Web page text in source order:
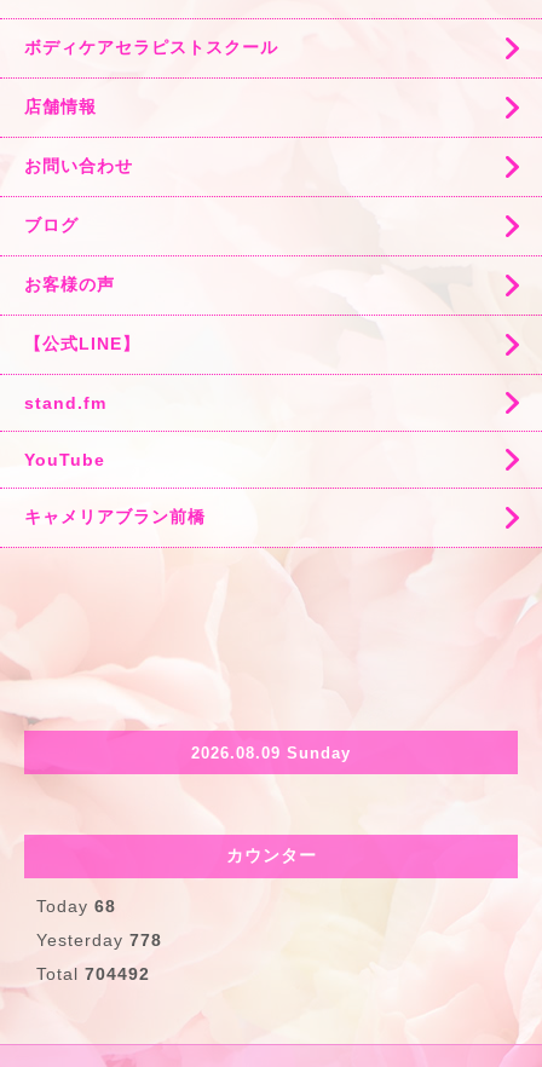
ボディケアセラピストスクール
店舗情報
お問い合わせ
ブログ
お客様の声
【公式LINE】
stand.fm
YouTube
キャメリアブラン前橋
2026.08.09 Sunday
カウンター
Today 68
Yesterday 778
Total 704492